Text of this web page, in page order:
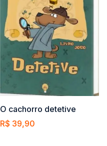
O cachorro detetive
R$ 39,90